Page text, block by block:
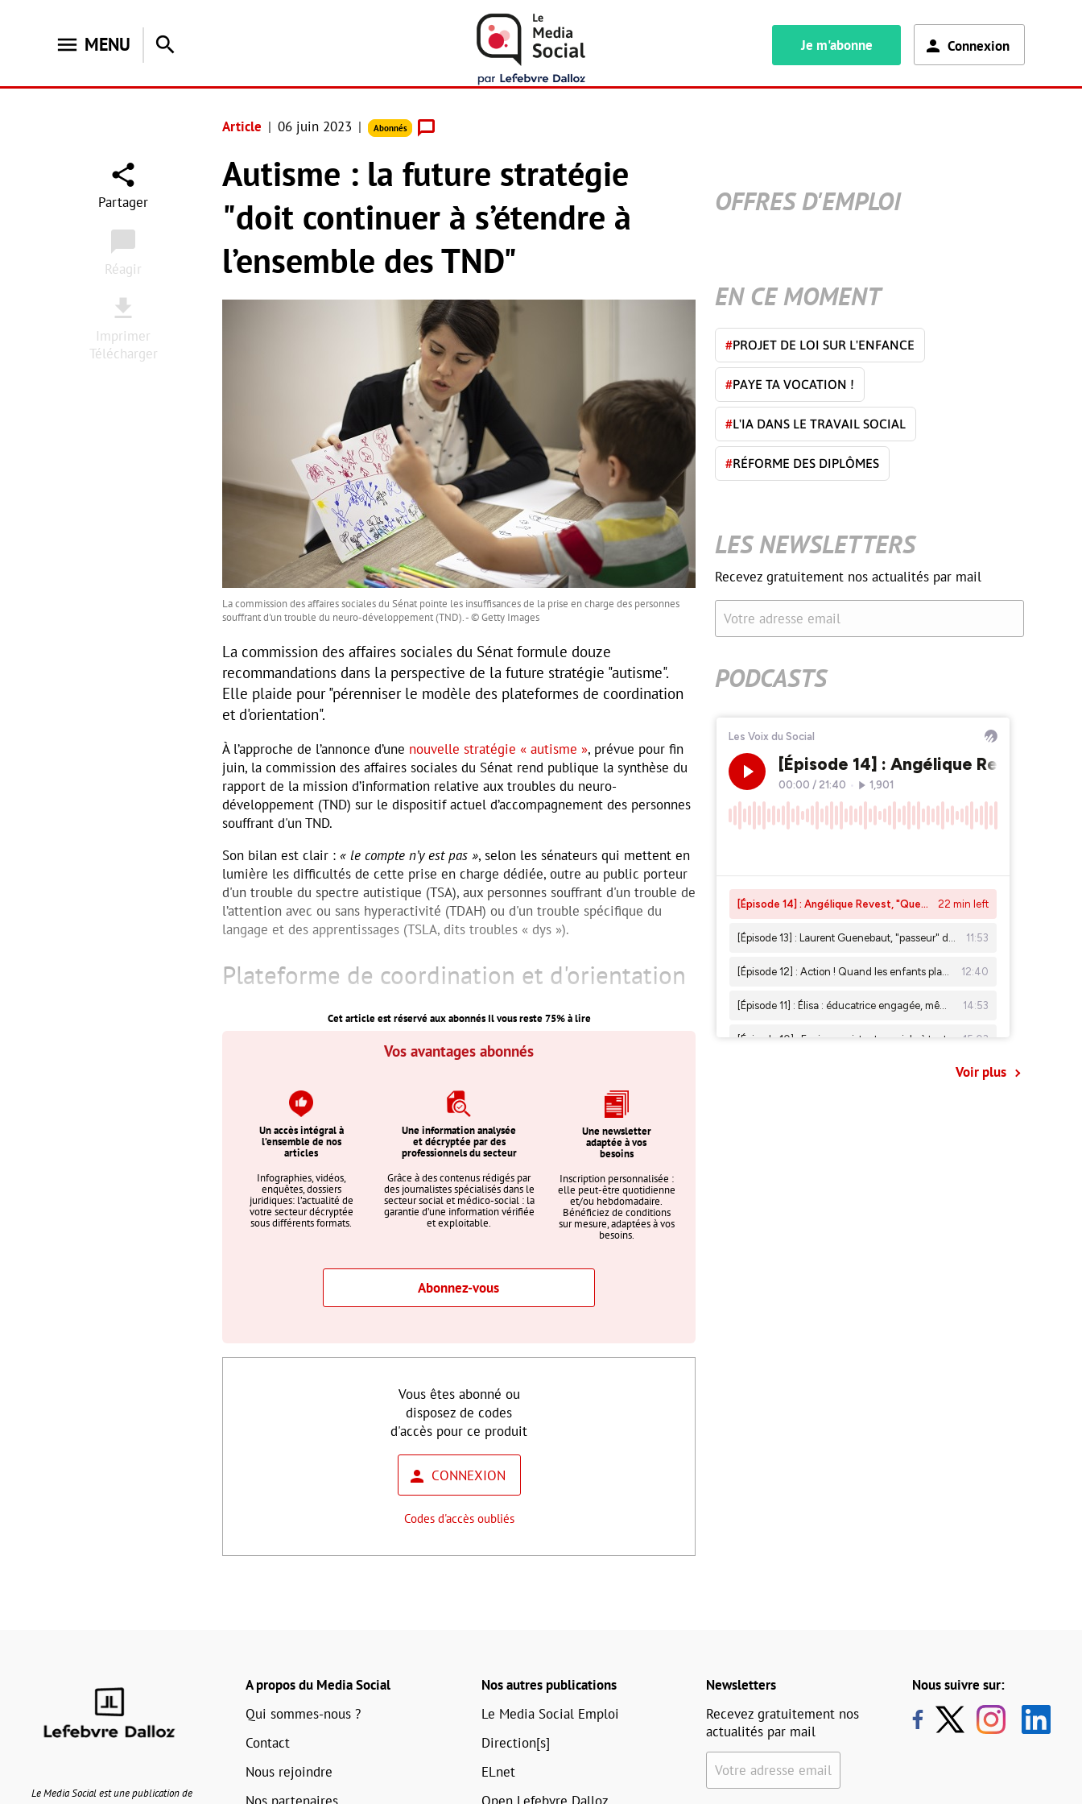
menu MENU search Je m'abonne Connexion
Article 06 juin 2023 Abonnés
Partager
Réagir
Imprimer
Télécharger
Autisme : la future stratégie
"doit continuer à s’étendre à
l’ensemble des TND"
La commission des affaires sociales du Sénat pointe les insuffisances de la prise en charge des personnes
souffrant d'un trouble du neuro-développement (TND). - © Getty Images
La commission des affaires sociales du Sénat formule douze
recommandations dans la perspective de la future stratégie "autisme".
Elle plaide pour "pérenniser le modèle des plateformes de coordination
et d'orientation".
À l’approche de l’annonce d’une nouvelle stratégie « autisme », prévue pour fin
juin, la commission des affaires sociales du Sénat rend publique la synthèse du
rapport de la mission d’information relative aux troubles du neuro-
développement (TND) sur le dispositif actuel d’accompagnement des personnes
souffrant d'un TND.
Son bilan est clair : « le compte n’y est pas », selon les sénateurs qui mettent en
lumière les difficultés de cette prise en charge dédiée, outre au public porteur
d'un trouble du spectre autistique (TSA), aux personnes souffrant d'un trouble de
l’attention avec ou sans hyperactivité (TDAH) ou d'un trouble spécifique du
langage et des apprentissages (TSLA, dits troubles « dys »).
Plateforme de coordination et d'orientation
Cet article est réservé aux abonnés Il vous reste75% à lire
Vos avantages abonnés
Un accès intégral à
l’ensemble de nos
articles
Infographies, vidéos,
enquêtes, dossiers
juridiques: l’actualité de
votre secteur décryptée
sous différents formats.
Une information analysée
et décryptée par des
professionnels du secteur
Grâce à des contenus rédigés par
des journalistes spécialisés dans le
secteur social et médico-social : la
garantie d’une information vérifiée
et exploitable.
Une newsletter
adaptée à vos
besoins
Inscription personnalisée :
elle peut-être quotidienne
et/ou hebdomadaire.
Bénéficiez de conditions
sur mesure, adaptées à vos
besoins.
Abonnez-vous
Vous êtes abonné ou
disposez de codes
d'accès pour ce produit
CONNEXION
Codes d'accès oubliés
OFFRES D'EMPLOI
EN CE MOMENT
#PROJET DE LOI SUR L'ENFANCE
#PAYE TA VOCATION !
#L'IA DANS LE TRAVAIL SOCIAL
#RÉFORME DES DIPLÔMES
LES NEWSLETTERS
Recevez gratuitement nos actualités par mail
Votre adresse email
PODCASTS
Voir plus
Le Media Social est une publication de
A propos du Media Social
Qui sommes-nous ?
Contact
Nous rejoindre
Nos autres publications
Le Media Social Emploi
Direction[s]
ELnet
Newsletters
Recevez gratuitement nos
actualités par mail
Votre adresse email
Nous suivre sur: